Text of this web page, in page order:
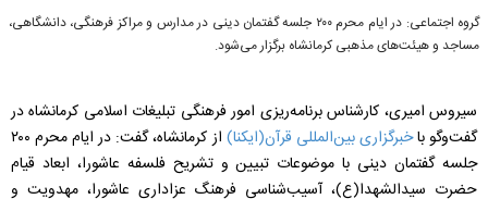
گروه اجتماعی: در ایام محرم ۲۰۰ جلسه گفتمان دینی در مدارس و مراکز فرهنگی، دانشگاهی،
مساجد و هیئت‌های مذهبی کرمانشاه برگزار می‌شود.
سیروس امیری، کارشناس برنامه‌ریزی امور فرهنگی تبلیغات اسلامی کرمانشاه در
گفت‌وگو باخبرگزاری بین‌المللی قرآن(ایکنا)
از کرمانشاه، گفت: در ایام محرم ۲۰۰
جلسه گفتمان دینی با موضوعات تبیین و تشریح فلسفه عاشورا، ابعاد قیام
حضرت سیدالشهدا(ع)، آسیب‌شناسی فرهنگ عزاداری عاشورا، مهدویت و